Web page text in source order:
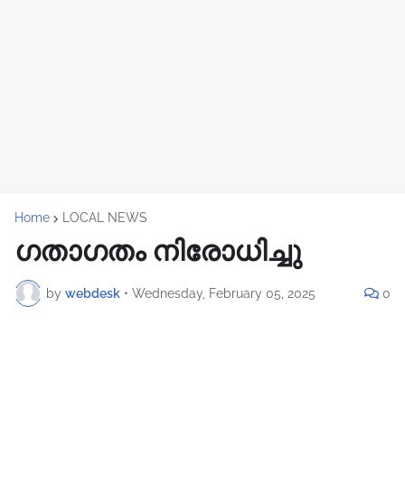
Home LOCAL NEWS
ഗതാഗതം നിരോധിച്ചു
by webdesk • Wednesday, February 05, 2025 0